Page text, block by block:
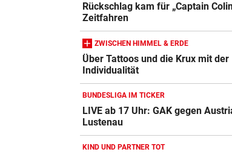
Rückschlag kam für „Captain
Zeitfahren
ZWISCHEN HIMMEL & ERDE
Über Tattoos und die Krux mit der
Individualität
BUNDESLIGA IM TICKER
LIVE ab 17 Uhr: GAK gegen
Lustenau
KIND UND PARTNER TOT